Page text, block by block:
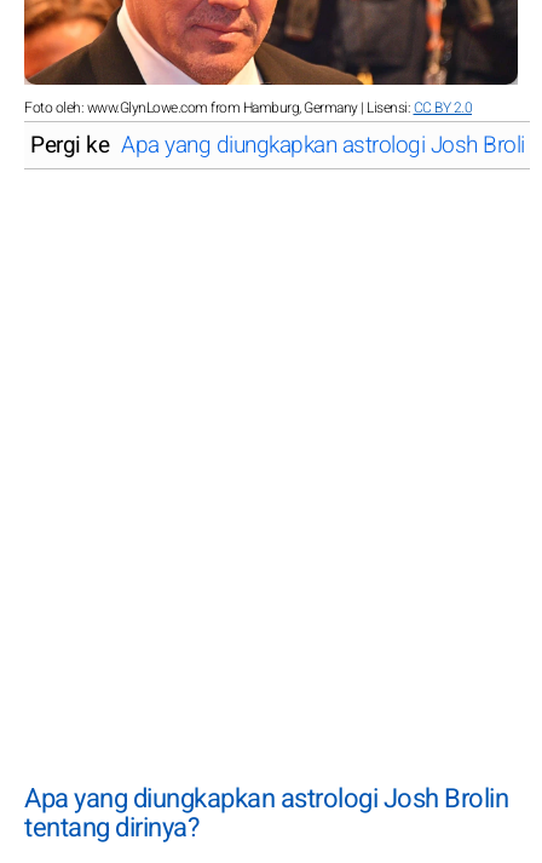
Foto oleh: www.GlynLowe.com from Hamburg, Germany | Lisensi:CC BY 2.0
Pergi ke Apa yang diungkapkan astrologi Josh
Apa yang diungkapkan astrologi Josh Brolin
tentang dirinya?